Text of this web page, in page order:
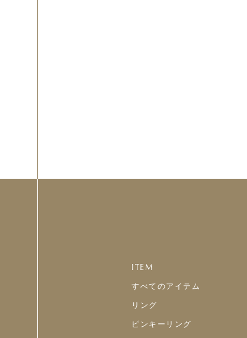
ITEM
すべてのアイテム
リング
ピンキーリング